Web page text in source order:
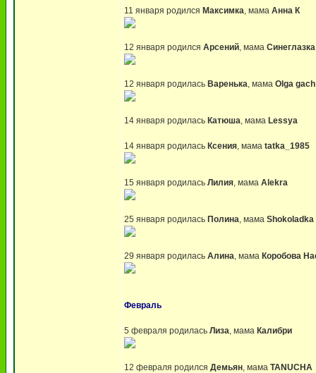
11 января родился Максимка, мама Анна К
12 января родился Арсений, мама Синеглазка
12 января родилась Варенька, мама Olga gach
14 января родилась Катюша, мама Lessya
14 января родилась Ксения, мама tatka_1985
15 января родилась Лилия, мама Alekra
25 января родилась Полина, мама Shokoladka
29 января родилась Алина, мама Коробова
Февраль
5 февраля родилась Лиза, мама Калибри
12 февраля родился Демьян, мама TANUCHA